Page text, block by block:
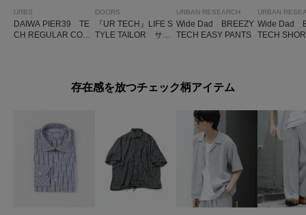
URBS
DAIWA PIER39 TE
CH REGULAR COLL
DOORS
『UR TECH』LIFE S
TYLE TAILOR サマ
URBAN RESEARCH
Wide Dad BREEZY
TECH EASY PANTS
URBAN
Wide Dad
TECH
存在感を放つチェック柄アイテム